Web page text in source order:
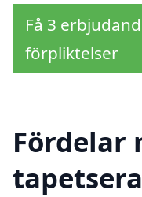
Få 3
förpliktelser
Fördelar